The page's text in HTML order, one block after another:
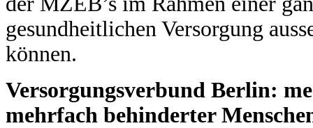
gesundheitlichen Versorgung
können.
Versorgungsverbund Berlin:
mehrfach behinderter